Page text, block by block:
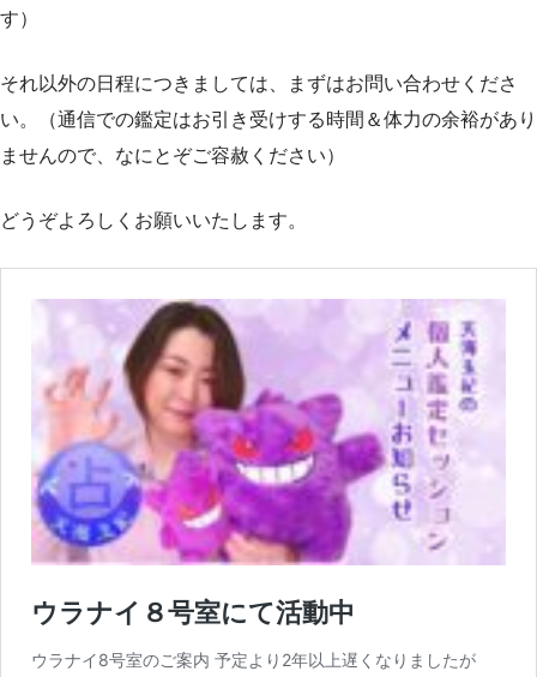
す）
それ以外の日程につきましては、まずはお問い合わせくださ
い。（通信での鑑定はお引き受けする時間＆体力の余裕があり
ませんので、なにとぞご容赦ください）
どうぞよろしくお願いいたします。